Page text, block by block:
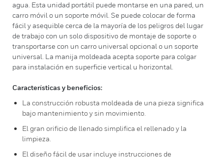
agua. Esta unidad portátil puede montarse en una pared, un
carro móvil o un soporte móvil. Se puede colocar de forma
fácil y asequible cerca de la mayoría de los peligros del lugar
de trabajo con un solo dispositivo de montaje de soporte o
transportarse con un carro universal opcional o un soporte
universal. La manija moldeada acepta soporte para colgar
para instalación en superficie vertical u horizontal.
Características y beneficios:
La construcción robusta moldeada de una pieza significa
bajo mantenimiento y sin movimiento.
El gran orificio de llenado simplifica el rellenado y la
limpieza.
El diseño fácil de usar incluye instrucciones de